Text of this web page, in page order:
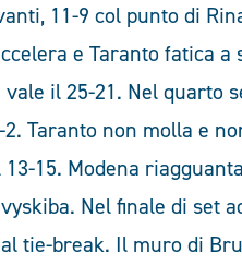
11-9 col punto di
e Taranto fatica a
il 25-21. Nel quarto
Taranto non molla e
15. Modena
Nel finale di set
tie-break. Il muro di